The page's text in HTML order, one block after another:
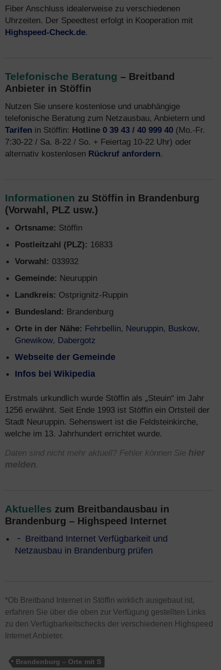
Fiber Anschluss idealerweise zu verschiedenen
Uhrzeiten. Der Speedtest erfolgt in Kooperation mit
Highspeed-Check.de.
Telefonische Beratung – Breitband
Anbieter in Stöffin
Nutzen Sie unsere kostenlose und unabhängige
telefonische Beratung zum Netzausbau, Anbietern und
Tarifen in Stöffin: Hotline 0 39 43 / 40 999 40 (Mo.-Fr.
7:30-22 / Sa. 8-22 / So. + Feiertag 10-22 Uhr) oder
alternativ kostenlosen Rückruf anfordern.
Informationen zu Stöffin in Brandenburg
(Vorwahl, PLZ usw.)
Ortsname: Stöffin
Postleitzahl (PLZ): 16833
Vorwahl: 033932
Gemeinde: Neuruppin
Landkreis: Ostprignitz-Ruppin
Bundesland: Brandenburg
Orte in der Nähe: Fehrbellin, Neuruppin, Buskow,
Gnewikow, Dabergotz
Webseite der Gemeinde
Infos bei Wikipedia
Erstmals urkundlich wurde Stöffin als „Steuin“ im Jahr
1256 erwähnt. Seit Ende 1993 ist Stöffin ein Ortsteil der
Stadt Neuruppin. Sehenswert ist die Feldsteinkirche,
welche im 13. Jahrhundert errichtet wurde.
Daten sind nicht mehr aktuell? Fehler können Sie hier
melden.
Aktuelles zum Breitbandausbau in
Brandenburg – Highspeed Internet
Breitband Internet Verfügbarkeit und
Netzausbau in Brandenburg prüfen
*Ob Breitband Internet in Stöffin wirklich ausgebaut ist,
erfahren Sie über die oben zur Verfügung gestellten Links
zu den Verfügbarkeitschecks der verschiedenen Highspeed
Internet Anbieter.
Brandenburg – Orte mit S